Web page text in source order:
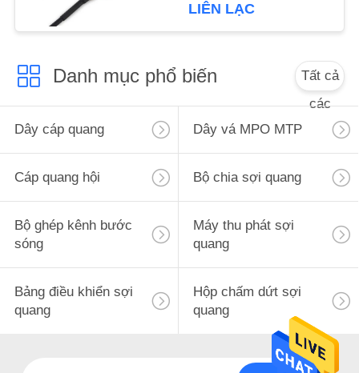
PRIVACY
LIÊN LẠC
Danh mục phổ biến
Tất cả
các
Dây cáp quang
Dây vá MPO MTP
Cáp quang hội Bộ chia sợi quang
Bộ ghép kênh bước
sóng
Máy thu phát sợi
quang
Bảng điều khiển sợi
quang
Hộp chấm dứt sợi
quang